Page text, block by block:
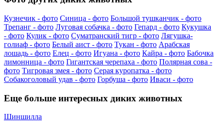
Кузнечик - фото Синица - фото Большой тушканчик - фото
Трепанг - фото Луговая собачка - фото Гепард - фото Кукушка
- фото Кулик - фото Суматранский тигр - фото Лягушка-
голиаф - фото Белый аист - фото Тукан - фото Арабская
лошадь - фото Елец - фото Игуана - фото Кайра - фото Бабочка
лимонница - фото Гигантская черепаха - фото Полярная сова -
фото Тигровая змея - фото Серая куропатка - фото
Собакоголовый удав - фото Горбуша - фото Иваси - фото
Еще больше интересных диких животных
Шиншилла